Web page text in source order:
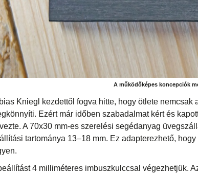
A működőképes koncepciók
Kniegl kezdettől fogva hitte, hogy ötlete
Ezért már időben szabadalmat kért és
A 70x30 mm-es szerelési segédanyag
tartománya 13–18 mm. Ez adapterezhető,
4 milliméteres imbuszkulccsal végezhetjük.